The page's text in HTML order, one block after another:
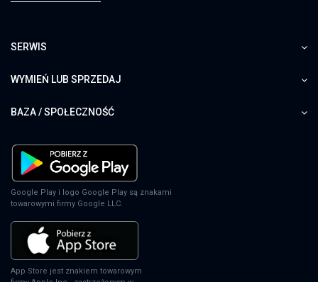
SERWIS
WYMIEŃ LUB SPRZEDAJ
BAZA / SPOŁECZNOŚĆ
Google Play i logo Google Play są znakami
towarowymi firmy Google LLC.
App Store jest znakiem towarowym